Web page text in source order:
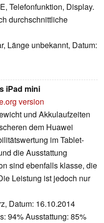
Telefonfunktion, Display.
durchschnittliche
Länge unbekannt, Datum:
iPad mini
version
und Akkulaufzeiten
dem Huawei
im Tablet-
die Ausstattung
sind ebenfalls klasse, die
Leistung ist jedoch nur
Datum: 16.10.2014
94% Ausstattung: 85%